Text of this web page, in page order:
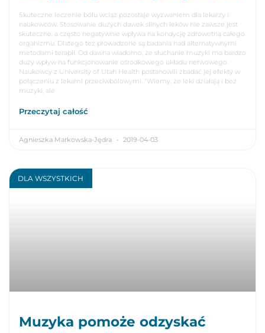
Skuteczne leczenie bólu wciąż pozostaje wyzwaniem dla lekarzy i
naukowców. Stosowanie dużych dawek silnych leków nie zawsze jest
skuteczne, a często negatywnie wpływa na kondycję zdrowotną całego
organizmu. Dlatego też prowadzone są badania nad alternatywnymi
metodami terapii. Od dawna wiadomo, że słuchanie muzyki ma bardzo
duży wpływ na funkcjonowanie ośrodkowego układu nerwowego.
Naukowcy z University of Utah Health postanowili zbadać jej efekty w
połączeniu z lekami przeciwbólowymi. “Wiemy, że leki działają i bez
muzyki, ale
Przeczytaj całość
Agnieszka Markowska-Jędra 2019-04-03
DLA WSZYSTKICH
Muzyka pomoże odzyskać